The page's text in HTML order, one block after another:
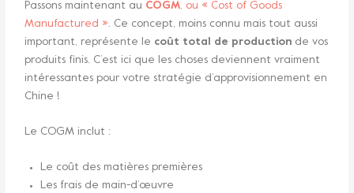
Passons maintenant au COGM, ou « Cost of Goods
Manufactured ». Ce concept, moins connu mais tout aussi
important, représente le coût total de production de vos
produits finis. C’est ici que les choses deviennent vraiment
intéressantes pour votre stratégie d’approvisionnement en
Chine !
Le COGM inclut :
Le coût des matières premières
Les frais de main-d’œuvre